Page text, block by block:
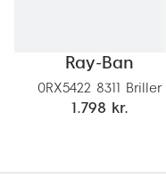
Ray-Ban
0RX5422 8311 Briller
1.798 kr.